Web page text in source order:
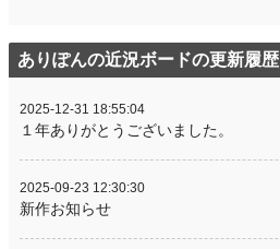
ありぽんの近況ボードの更新履歴
2025-12-31 18:55:04
１年ありがとうございました。
2025-09-23 12:30:30
新作お知らせ